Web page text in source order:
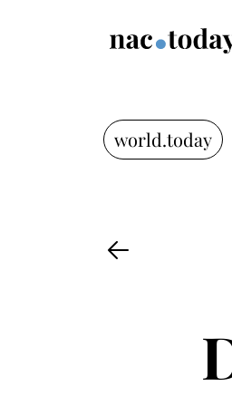
world.today